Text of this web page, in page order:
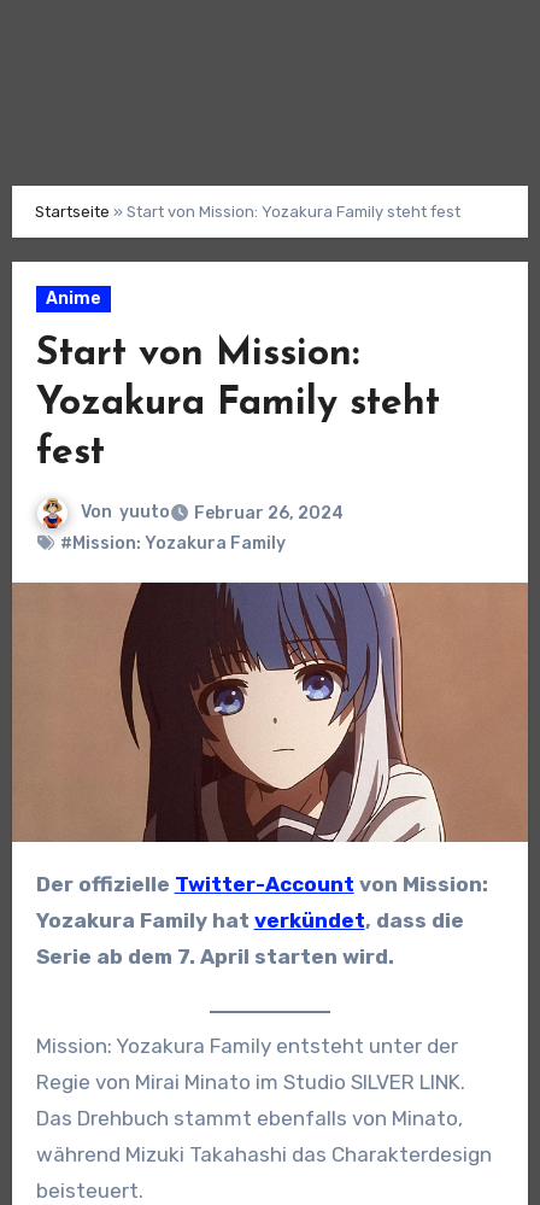
Startseite » Start von Mission: Yozakura Family steht fest
Anime
Start von Mission:
Yozakura Family steht
fest
Von yuuto
Februar 26, 2024
#Mission: Yozakura Family
Der offizielle Twitter-Account von Mission:
Yozakura Family hat verkündet, dass die
Serie ab dem 7. April starten wird.
Mission: Yozakura Family entsteht unter der
Regie von Mirai Minato im Studio SILVER LINK.
Das Drehbuch stammt ebenfalls von Minato,
während Mizuki Takahashi das Charakterdesign
beisteuert.